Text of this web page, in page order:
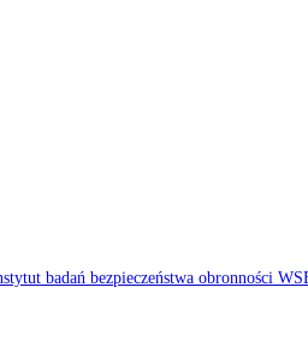
badań bezpieczeństwa obronności